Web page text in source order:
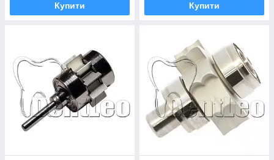
Купити Купити